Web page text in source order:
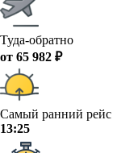
Туда-обратно
от 65 982 ₽
Самый ранний рейс
13:25